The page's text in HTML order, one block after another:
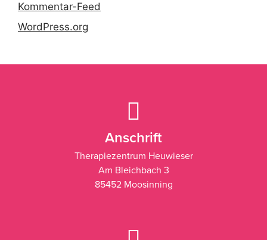
Kommentar-Feed
WordPress.org
Anschrift
Therapiezentrum Heuwieser
Am Bleichbach 3
85452 Moosinning